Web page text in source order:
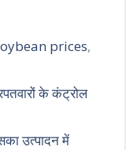
prices,
के कंट्रोल
उत्पादन में